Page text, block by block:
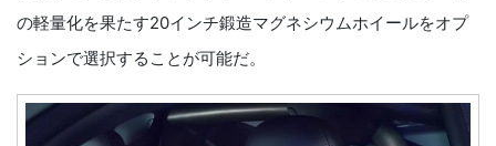
の軽量化を果たす20インチ鍛造マグネシウムホイールをオプ
ションで選択することが可能だ。